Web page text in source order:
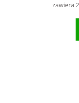
zawiera